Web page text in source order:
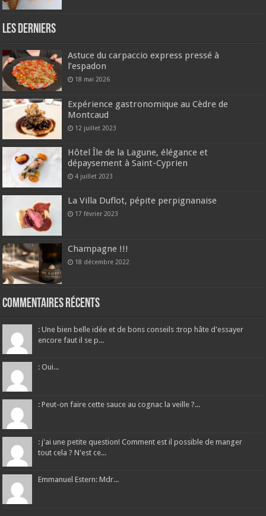
Les derniers
Astuce du carpaccio express pressé à
l’espadon
18 mai 2026
Expérience gastronomique au Cèdre de
Montcaud
12 juillet 2023
Hôtel Île de la Lagune, élégance et
dépaysement à Saint-Cyprien
4 juillet 2023
La Villa Duflot, pépite perpignanaise
17 février 2023
Champagne !!!
18 décembre 2022
Commentaires récents
: Une bien belle idée et de bons conseils :trop hâte d'essayer
encore faut il se p...
: Oui...
: Peut-on faire cette sauce au cognac la veille ?...
: j'ai une petite question! Comment est il possible de manger
tout cela ? N'est ce...
Emmanuel Estern: Mdr...